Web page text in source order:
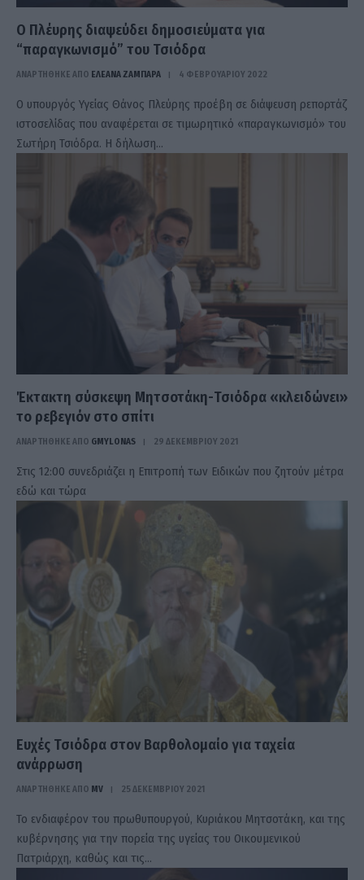
Ο Πλέυρης διαψεύδει δημοσιεύματα για
“παραγκωνισμό” του Τσιόδρα
ΑΝΑΡΤΗΘΗΚΕ ΑΠΟ ΕΛΕΑΝΑ ΖΑΜΠΑΡΑ 4 ΦΕΒΡΟΥΑΡΊΟΥ 2022
Ο υπουργός Υγείας Θάνος Πλεύρης προέβη σε διάψευση ρεπορτάζ
ιστοσελίδας που αναφέρεται σε τιμωρητικό «παραγκωνισμό» του
Σωτήρη Τσιόδρα. Η δήλωση…
Έκτακτη σύσκεψη Μητσοτάκη-Τσιόδρα «κλειδώνει»
το ρεβεγιόν στο σπίτι
ΑΝΑΡΤΗΘΗΚΕ ΑΠΟ GMYLONAS 29 ΔΕΚΕΜΒΡΊΟΥ 2021
Στις 12:00 συνεδριάζει η Επιτροπή των Ειδικών που ζητούν μέτρα
εδώ και τώρα
Ευχές Τσιόδρα στον Βαρθολομαίο για ταχεία
ανάρρωση
ΑΝΑΡΤΗΘΗΚΕ ΑΠΟ MV 25 ΔΕΚΕΜΒΡΊΟΥ 2021
Το ενδιαφέρον του πρωθυπουργού, Κυριάκου Μητσοτάκη, και της
κυβέρνησης για την πορεία της υγείας του Οικουμενικού
Πατριάρχη, καθώς και τις…